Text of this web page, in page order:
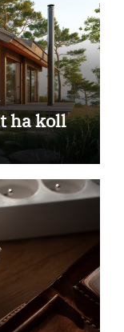
ha koll